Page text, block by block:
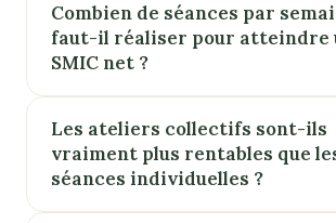
Combien de séances par
faut-il réaliser pour atteindre
SMIC net ?
Les ateliers collectifs sont-ils
vraiment plus rentables que
séances individuelles ?